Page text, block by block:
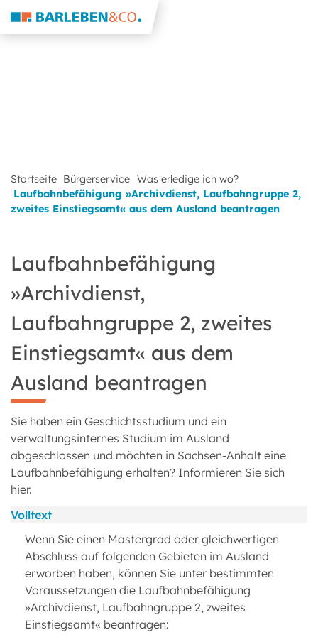
Startseite Bürgerservice Was erledige ich wo?
Laufbahnbefähigung »Archivdienst, Laufbahngruppe 2,
zweites Einstiegsamt« aus dem Ausland beantragen
Laufbahnbefähigung
»Archivdienst,
Laufbahngruppe 2, zweites
Einstiegsamt« aus dem
Ausland beantragen
Sie haben ein Geschichtsstudium und ein
verwaltungsinternes Studium im Ausland
abgeschlossen und möchten in Sachsen-Anhalt eine
Laufbahnbefähigung erhalten? Informieren Sie sich
hier.
Volltext
Wenn Sie einen Mastergrad oder gleichwertigen
Abschluss auf folgenden Gebieten im Ausland
erworben haben, können Sie unter bestimmten
Voraussetzungen die Laufbahnbefähigung
»Archivdienst, Laufbahngruppe 2, zweites
Einstiegsamt« beantragen: